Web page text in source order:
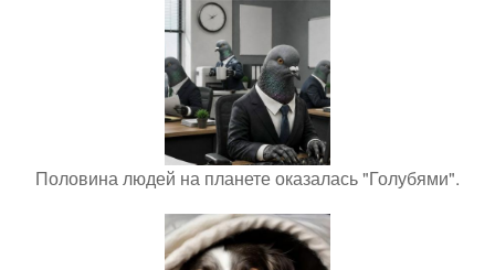
Половина людей на планете оказалась "Голубями".